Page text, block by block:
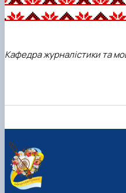
Кафедра журналістики та